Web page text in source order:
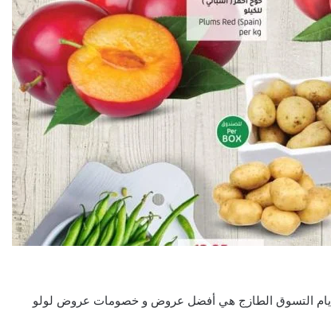
لولو الرياض اليوم 3/9/2023 الموافق 18 صفر 1445 أيام التسوق الطازج هي أفضل عروض و خصومات عروض لولو